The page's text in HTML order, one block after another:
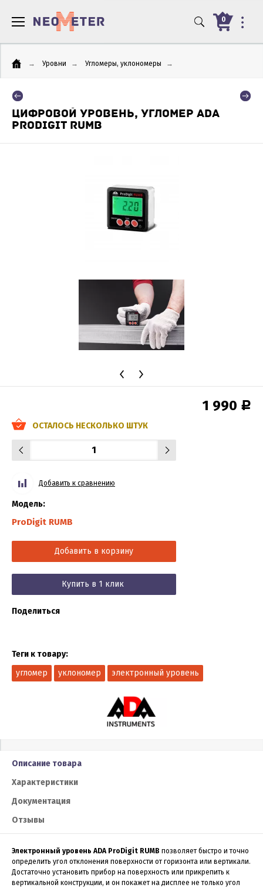
0
→ Уровни → Угломеры, уклономеры →
ЦИФРОВОЙ УРОВЕНЬ, УГЛОМЕР ADA
PRODIGIT RUMB
1 990 Р
ОСТАЛОСЬ НЕСКОЛЬКО ШТУК
Добавить к сравнению
Модель:
ProDigit RUMB
Добавить в корзину
Купить в 1 клик
Поделиться
Теги к товару:
угломер
уклономер электронный уровень
Описание товара
Характеристики
Документация
Отзывы
Электронный уровень ADA ProDigit RUMB позволяет быстро и точно
определить угол отклонения поверхности от горизонта или вертикали.
Достаточно установить прибор на поверхность или прикрепить к
вертикальной конструкции, и он покажет на дисплее не только угол